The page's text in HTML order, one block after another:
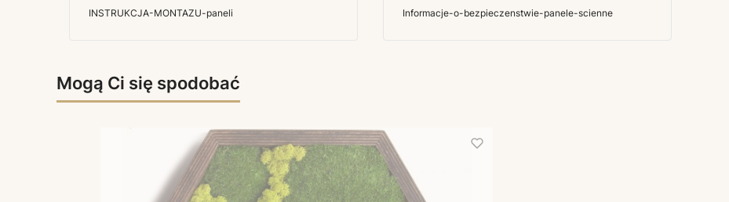
INSTRUKCJA-MONTAZU-paneli Informacje-o-bezpieczenstwie-panele-scienne
Mogą Ci się spodobać